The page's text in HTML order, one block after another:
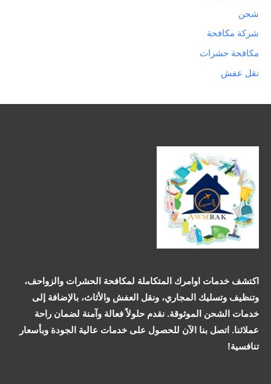
شحن
شركة مكافحة
مكافحة حشرات
نقل عفش
اكتشف خدمات اوامرك المتكاملة لمكافحة الحشرات والزواحف،
وتنظيف وتسليك المجاري، ونقل العفش والأثاث، بالإضافة إلى
خدمات الشحن الموثوقة. نقدم حلولاً فعالة وآمنة لضمان راحة
عملائنا. اتصل بنا الآن للحصول على خدمات عالية الجودة وبأسعار
تنافسية!